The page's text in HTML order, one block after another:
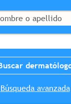
Búsqueda avanzada